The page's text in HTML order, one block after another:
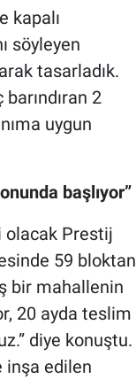
kapalı
söyleyen
tasarladık.
2
uygun
başlıyor”
olacak Prestij
59 bloktan
bir mahallenin
20 ayda teslim
diye konuştu.
inşa edilen